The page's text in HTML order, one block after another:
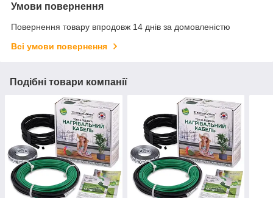
Умови повернення
Повернення товару впродовж 14 днів за домовленістю
Всі умови повернення
Подібні товари компанії